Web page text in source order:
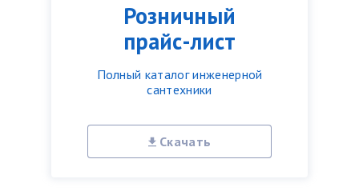
Розничный
прайс-лист
Полный каталог инженерной
сантехники
Скачать